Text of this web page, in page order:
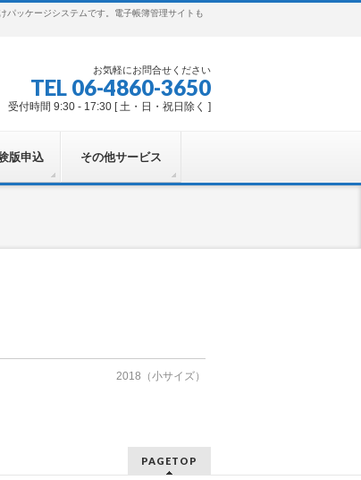
パッケージシステムです。電子帳簿管理サイトも
お気軽にお問合せください
TEL 06-4860-3650
受付時間 9:30 - 17:30 [ 土・日・祝日除く ]
版申込 その他サービス
2018（小サイズ）
PAGETOP